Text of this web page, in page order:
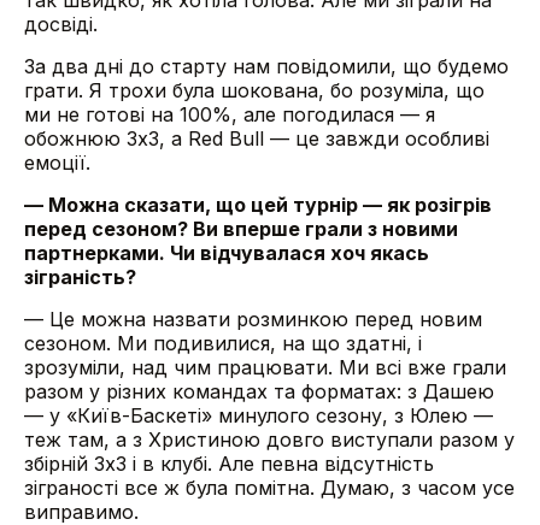
досвіді.
За два дні до старту нам повідомили, що будемо
грати. Я трохи була шокована, бо розуміла, що
ми не готові на 100%, але погодилася — я
обожнюю 3х3, а Red Bull — це завжди особливі
емоції.
— Можна сказати, що цей турнір — як розігрів
перед сезоном? Ви вперше грали з новими
партнерками. Чи відчувалася хоч якась
зіграність?
— Це можна назвати розминкою перед новим
сезоном. Ми подивилися, на що здатні, і
зрозуміли, над чим працювати. Ми всі вже грали
разом у різних командах та форматах: з Дашею
— у «Київ-Баскеті» минулого сезону, з Юлею —
теж там, а з Христиною довго виступали разом у
збірній 3х3 і в клубі. Але певна відсутність
зіграності все ж була помітна. Думаю, з часом усе
виправимо.